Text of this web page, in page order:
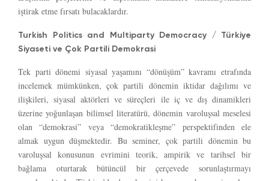
iştirak etme fırsatı bulacaklardır.
Turkish Politics and Multiparty Democracy / Türkiye
Siyaseti ve Çok Partili Demokrasi
Tek parti dönemi siyasal yaşamını “dönüşüm” kavramı etrafında
incelemek mümkünken, çok partili dönemin iktidar dağılımı ve
ilişkileri, siyasal aktörleri ve süreçleri ile iç ve dış dinamikleri
üzerine yoğunlaşan bilimsel literatürü, dönemin varoluşsal meselesi
olan “demokrasi” veya “demokratikleşme” perspektifinden ele
almak uygun düşmektedir. Bu seminer, çok partili dönemin bu
varoluşsal konusunun evrimini teorik, ampirik ve tarihsel bir
bağlama oturtarak bütüncül bir çerçevede sorunlaştırmayı